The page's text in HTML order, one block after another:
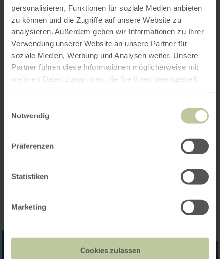
personalisieren, Funktionen für soziale Medien anbieten
zu können und die Zugriffe auf unsere Website zu
analysieren. Außerdem geben wir Informationen zu Ihrer
Verwendung unserer Website an unsere Partner für
soziale Medien, Werbung und Analysen weiter. Unsere
Partner führen diese Informationen möglicherweise mit
weiteren Daten zusammen, die Sie ihnen bereitgestellt
Notwendig
Präferenzen
Statistiken
Marketing
Cookies zulassen
Impressionen